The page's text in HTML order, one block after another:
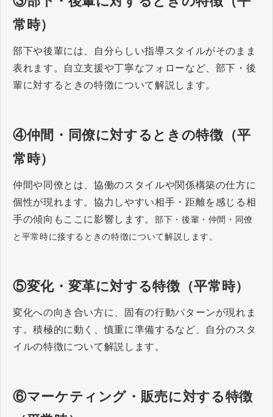
常時）
部下や後輩には、自分らしい指導スタイルがそのまま
表れます。自立支援や丁寧なフォローなど、部下・後
輩に対するときの特徴について解説します。
④仲間・同僚に対するときの特徴（平
常時）
仲間や同僚とは、協働のスタイルや関係構築の仕方に
個性が現れます。協力しやすい相手・距離を感じる相
手の傾向もここに影響します。 部下・後輩・仲間・同僚
と平常時に接するときの特徴について解説します。
⑤変化・変革に対する特徴（平常時）
変化への向き合い方に、固有の行動パターンが現れま
す。積極的に動く、慎重に準備するなど、自分のスタ
イルの特徴について解説します。
⑥マーケティング・販売に対する特徴